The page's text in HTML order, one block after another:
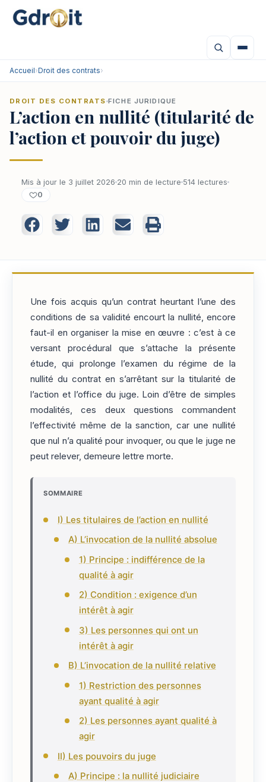
Accueil›Droit des contrats›
DROIT DES CONTRATS FICHE JURIDIQUE
L’action en nullité (titularité de
l’action et pouvoir du juge)
Mis à jour le 3 juillet 2026 20 min de lecture 514 lectures
0
Une fois acquis qu’un contrat heurtant l’une des
conditions de sa validité encourt la nullité, encore
faut-il en organiser la mise en œuvre : c’est à ce
versant procédural que s’attache la présente
étude, qui prolonge l’examen du régime de la
nullité du contrat en s’arrêtant sur la titularité de
l’action et l’office du juge. Loin d’être de simples
modalités, ces deux questions commandent
l’effectivité même de la sanction, car une nullité
que nul n’a qualité pour invoquer, ou que le juge ne
peut relever, demeure lettre morte.
SOMMAIRE
I) Les titulaires de l’action en nullité
A) L’invocation de la nullité absolue
1) Principe : indifférence de la
qualité à agir
2) Condition : exigence d’un
intérêt à agir
3) Les personnes qui ont un
intérêt à agir
B) L’invocation de la nullité relative
1) Restriction des personnes
ayant qualité à agir
2) Les personnes ayant qualité à
agir
II) Les pouvoirs du juge
A) Principe : la nullité judiciaire